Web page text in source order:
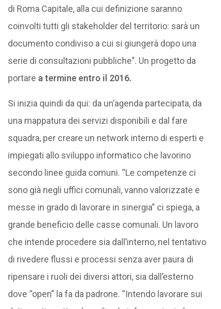
di Roma Capitale, alla cui definizione saranno
coinvolti tutti gli stakeholder del territorio: sarà un
documento condiviso a cui si giungerà dopo una
serie di consultazioni pubbliche”. Un progetto da
portare a termine entro il 2016.
Si inizia quindi da qui: da un’agenda partecipata, da
una mappatura dei servizi disponibili e dal fare
squadra, per creare un network interno di esperti e
impiegati allo sviluppo informatico che lavorino
secondo linee guida comuni. “Le competenze ci
sono già negli uffici comunali, vanno valorizzate e
messe in grado di lavorare in sinergia” ci spiega, a
grande beneficio delle casse comunali. Un lavoro
che intende procedere sia dall’interno, nel tentativo
di rivedere flussi e processi senza aver paura di
ripensare i ruoli dei diversi attori, sia dall’esterno
dove “open” la fa da padrone. “Intendo lavorare sui